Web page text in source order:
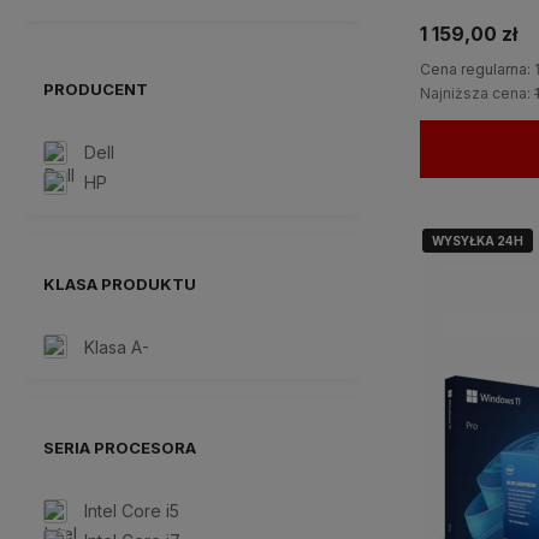
PRODUCENT
Dell
HP
KLASA PRODUKTU
Klasa A-
SERIA PROCESORA
Intel Core i5
1 159,00 zł
Cena regularna:
Najniższa cena:
WYSYŁKA 24H
WYSYŁKA 24H